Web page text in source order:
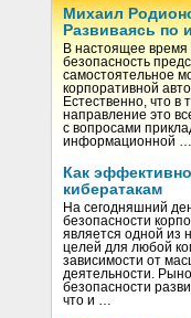
Михаил
Развиваясь по
В настоящее
безопасность
самостоятельное
корпоративной
Естественно, что в
направление это
с вопросами
информационной …
Как
кибератакам
На сегодняшний
безопасности
является одной из
целей для любой
зависимости от
деятельности.
безопасности
что и …